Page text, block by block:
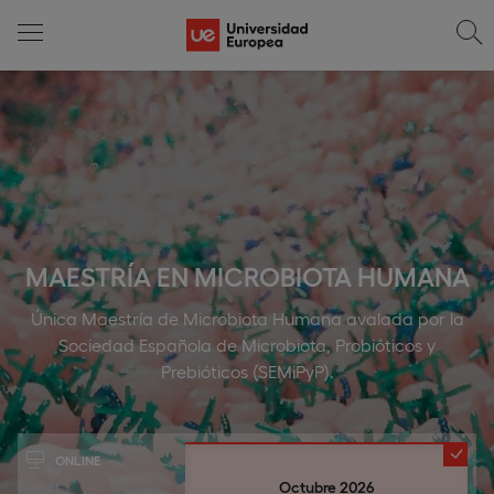
MAESTRÍA EN MICROBIOTA HUMANA
Única Maestría de Microbiota Humana avalada por la
Sociedad Española de Microbiota, Probióticos y
Prebióticos (SEMiPyP).
ONLINE
Octubre 2026